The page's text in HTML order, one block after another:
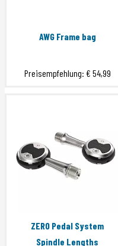
AWG Frame bag
Preisempfehlung: € 54,99
ZERO Pedal System
Spindle Lengths